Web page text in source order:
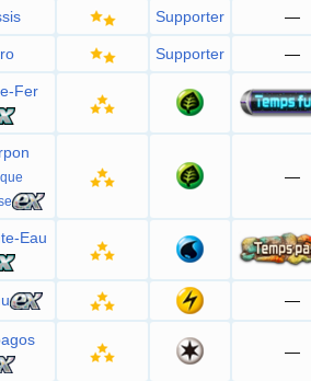
Supporter —
Supporter —
Fer
—
Eau
—
—